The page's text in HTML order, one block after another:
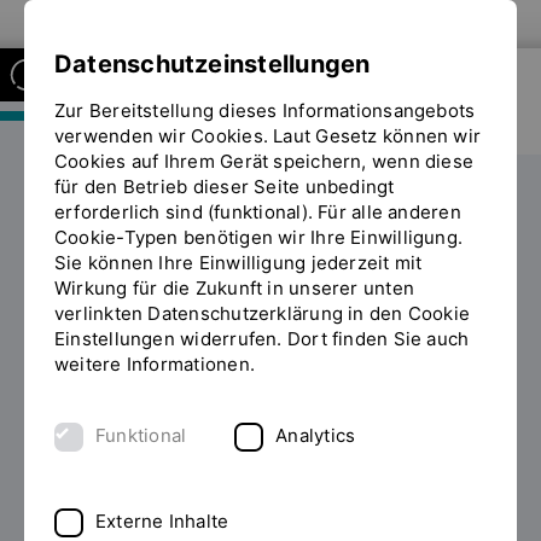
FAKULTÄT MASCHINENBAU
Sie
befinden
sich
auf
der
Seite
"Hardware-/Software-
Labore
Ausstattung
10 Hewlett Packard Z2 Tower G5 Workstation mit Intel
P2200, 512GB NVMe M.2 SSD + 2TB NVMe M.2 SSD,
Windows 10 Education LTSC (64bit), 24" LED-Monitor
Datenschutzeinstellungen
Zur Bereitstellung dieses Informationsangebots
verwenden wir Cookies. Laut Gesetz können wir
Cookies auf Ihrem Gerät speichern, wenn diese
für den Betrieb dieser Seite unbedingt
erforderlich sind (funktional). Für alle anderen
Cookie-Typen benötigen wir Ihre Einwilligung.
Sie können Ihre Einwilligung jederzeit mit
Wirkung für die Zukunft in unserer unten
verlinkten Datenschutzerklärung in den Cookie
Einstellungen widerrufen. Dort finden Sie auch
weitere Informationen.
Funktional Analytics
Externe Inhalte